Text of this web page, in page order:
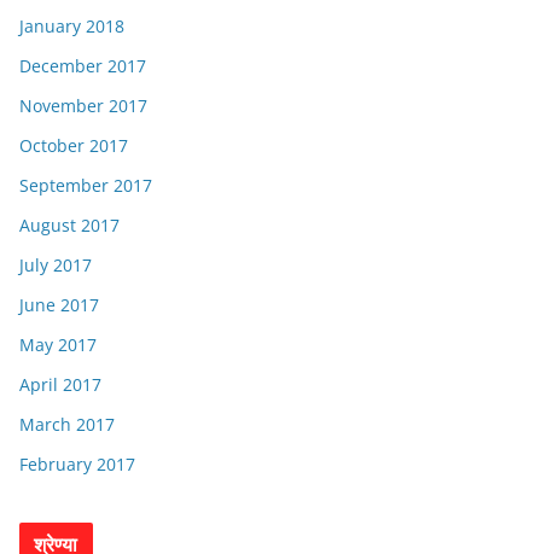
January 2018
December 2017
November 2017
October 2017
September 2017
August 2017
July 2017
June 2017
May 2017
April 2017
March 2017
February 2017
श्रेण्या